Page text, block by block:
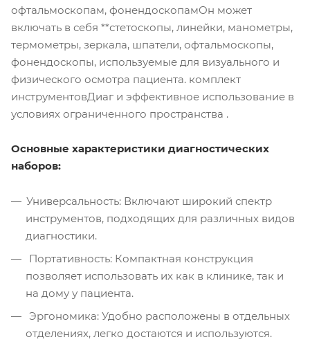
офтальмоскопам, фонендоскопамОн может
включать в себя **стетоскопы, линейки, манометры,
термометры, зеркала, шпатели, офтальмоскопы,
фонендоскопы, используемые для визуального и
физического осмотра пациента. комплект
инструментовДиаг и эффективное использование в
условиях ограниченного пространства .
Основные характеристики диагностических
наборов:
Универсальность: Включают широкий спектр
инструментов, подходящих для различных видов
диагностики.
Портативность: Компактная конструкция
позволяет использовать их как в клинике, так и
на дому у пациента.
Эргономика: Удобно расположены в отдельных
отделениях, легко достаются и используются.